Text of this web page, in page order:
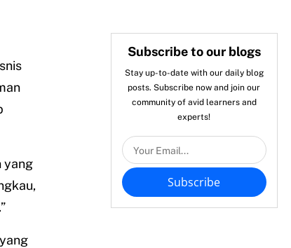
yang
Subscribe to our blogs
Stay up-to-date with our daily blog
posts. Subscribe now and join our
community of avid learners and
experts!
Subscribe